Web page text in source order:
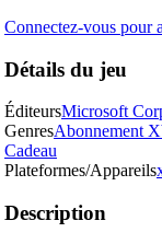
Connectez-vous pour
Détails du jeu
ÉditeursMicrosoft
GenresAbonnement
Cadeau
Plateformes/Appareils
Description